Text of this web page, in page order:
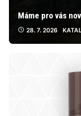
Máme pro vás
28. 7. 2026